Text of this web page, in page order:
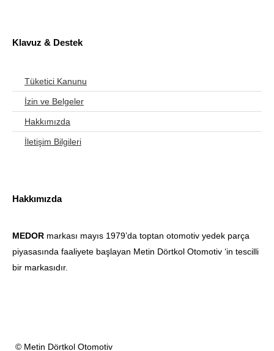
Klavuz & Destek
Tüketici Kanunu
İzin ve Belgeler
Hakkımızda
İletişim Bilgileri
Hakkımızda
MEDOR markası mayıs 1979’da toptan otomotiv yedek parça
piyasasında faaliyete başlayan Metin Dörtkol Otomotiv ‘in tescilli
bir markasıdır.
© Metin Dörtkol Otomotiv